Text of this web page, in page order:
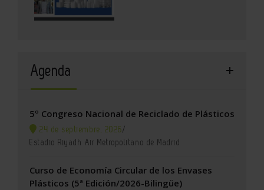
Agenda
5º Congreso Nacional de Reciclado de Plásticos
24 de septiembre, 2026/
Estadio Riyadh Air Metropolitano de Madrid
Curso de Economía Circular de los Envases
Plásticos (5ª Edición/2026-Bilingüe)